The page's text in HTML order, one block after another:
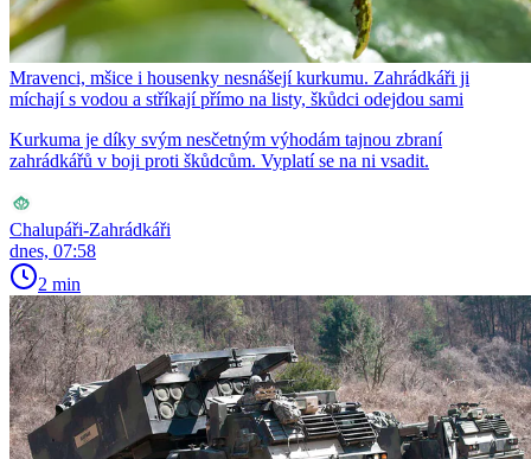
Mravenci, mšice i housenky nesnášejí kurkumu. Zahrádkáři ji
míchají s vodou a stříkají přímo na listy, škůdci odejdou sami
Kurkuma je díky svým nesčetným výhodám tajnou zbraní
zahrádkářů v boji proti škůdcům. Vyplatí se na ni vsadit.
Chalupáři-Zahrádkáři
dnes, 07:58
2 min